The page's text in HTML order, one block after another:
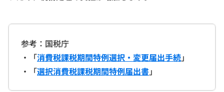
参考：国税庁
・「消費税課税期間特例選択・変更届出手続」
・「選択消費税課税期間特例届出書」